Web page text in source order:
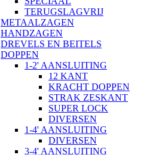
TERUGSLAGVRIJ
METAALZAGEN
HANDZAGEN
DREVELS EN BEITELS
DOPPEN
1-2' AANSLUITING
12 KANT
KRACHT DOPPEN
STRAK ZESKANT
SUPER LOCK
DIVERSEN
1-4' AANSLUITING
DIVERSEN
3-4' AANSLUITING